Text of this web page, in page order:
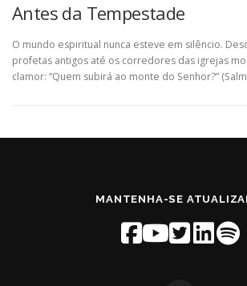
Antes da Tempestade
O mundo espiritual nunca esteve em silêncio.
profetas antigos até os corredores das igrejas
clamor: “Quem subirá ao monte do Senhor?”
MANTENHA-SE